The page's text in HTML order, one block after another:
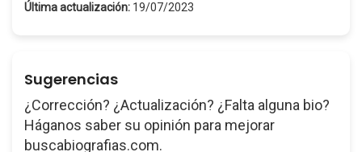
Última actualización: 19/07/2023
Sugerencias
¿Corrección? ¿Actualización? ¿Falta alguna bio?
Háganos saber su opinión para mejorar
buscabiografias.com.